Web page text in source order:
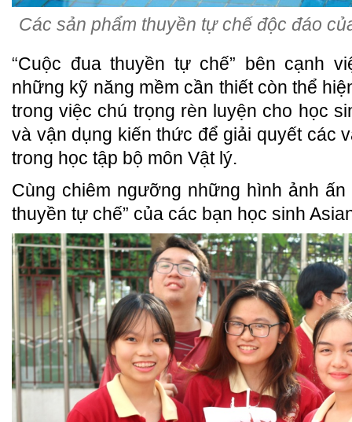
Các sản phẩm thuyền tự chế độc đáo
“Cuộc đua thuyền tự chế” bên cạnh
những kỹ năng mềm cần thiết còn thể
trong việc chú trọng rèn luyện cho học
và vận dụng kiến thức để giải quyết các
trong học tập bộ môn Vật lý.
Cùng chiêm ngưỡng những hình ảnh
thuyền tự chế” của các bạn học sinh